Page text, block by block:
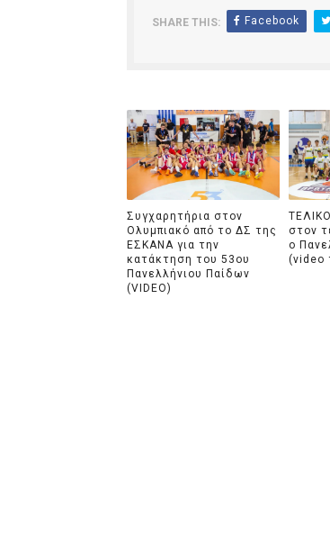
SHARE THIS: Facebook
Συγχαρητήρια στον
Ολυμπιακό από το ΔΣ της
ΕΣΚΑΝΑ για την
κατάκτηση του 53ου
Πανελλήνιου Παίδων
(VIDEO)
στον
ο
(video